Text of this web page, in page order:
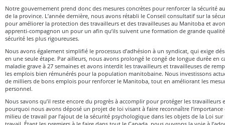
Notre gouvernement prend donc des mesures concrètes pour renforcer la sécurité
de la province. L’année dernière, nous avons rétabli le Conseil consultatif sur la
pour améliorer la protection des travailleurs et des travailleuses au Manitoba et
apprenti-compagnon un pour un afin qu’ils suivent une formation de grande
sécurité les plus rigoureuses.
Nous avons également simplifié le processus d’adhésion à un syndicat, qui exige
en une seule étape. Par ailleurs, nous avons prolongé le congé de longue durée en
maladie grave à 27 semaines et avons interdit les travailleurs et travailleuses de
les emplois bien rémunérés pour la population manitobaine. Nous investissons
de milliers de bons emplois pour renforcer le Manitoba, tout en améliorant les
personnel.
Nous savons qu’il reste encore du progrès à accomplir pour protéger les travailleurs
pourquoi nous avons déposé un projet de loi visant à faire reconnaître l’importance
milieu de travail par l’ajout de la sécurité psychologique dans les objets de la Loi sur